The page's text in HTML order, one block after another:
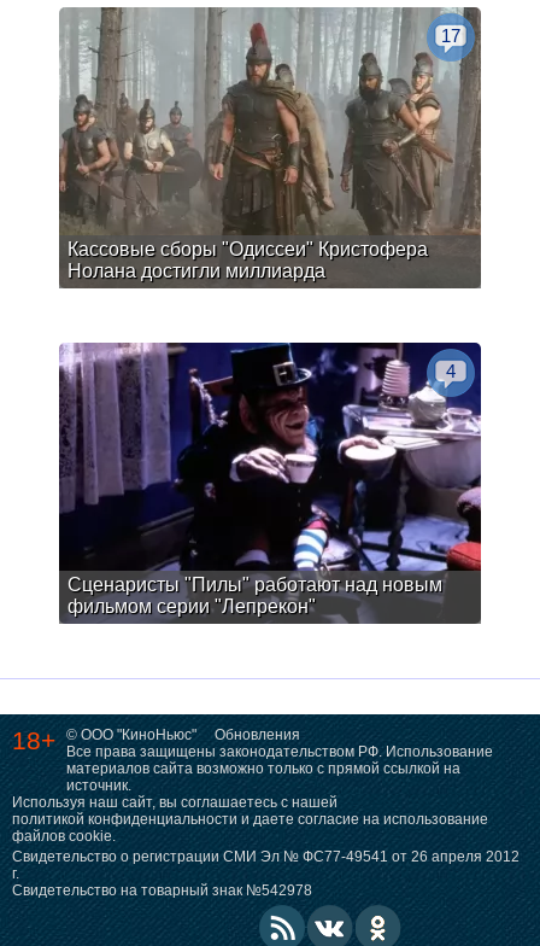
Кассовые сборы "Одиссеи" Кристофера
Нолана достигли миллиарда
17
Сценаристы "Пилы" работают над новым
фильмом серии "Лепрекон"
4
18+ © ООО "КиноНьюс"
Обновления
Все права защищены законодательством РФ. Использование
материалов сайта возможно только с прямой ссылкой на
источник.
Используя наш сайт, вы соглашаетесь с нашей
политикой конфиденциальности и даете согласие на использование
файлов cookie.
Свидетельство о регистрации СМИ Эл № ФС77-49541 от 26 апреля 2012
г.
Свидетельство на товарный знак №542978